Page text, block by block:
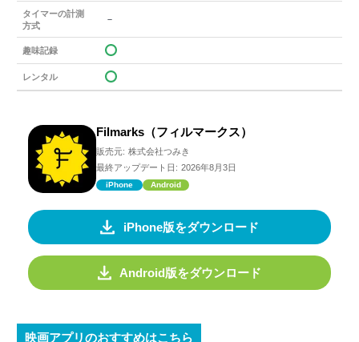
タイマーの計測
方式
－
趣味記録
レンタル
Filmarks（フィルマークス）
販売元: 株式会社つみき
最終アップデート日: 2026年8月3日
iPhone Android
iPhone版をダウンロード
Android版をダウンロード
映画アプリのおすすめはこちら